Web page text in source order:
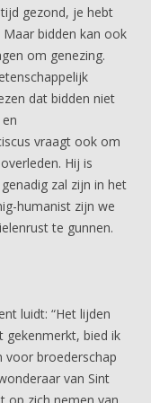
gezond, je hebt
bidden kan ook
om genezing.
dat bidden niet
vraagt ook om
Hij is
zal zijn in het
humanist zijn we
te gunnen.
luidt: “Het lijden
gekenmerkt, bied ik
voor broederschap
van Sint